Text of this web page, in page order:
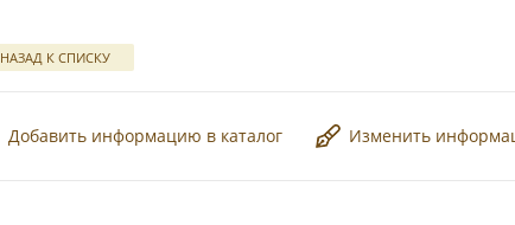
*
НАЗАД К СПИСКУ
Добавить информацию в каталог Изменить